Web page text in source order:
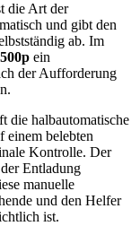
die Art der
und gibt den
ab. Im
ein
der Aufforderung
die halbautomatische
einem belebten
Kontrolle. Der
Entladung
manuelle
und den Helfer
ist.